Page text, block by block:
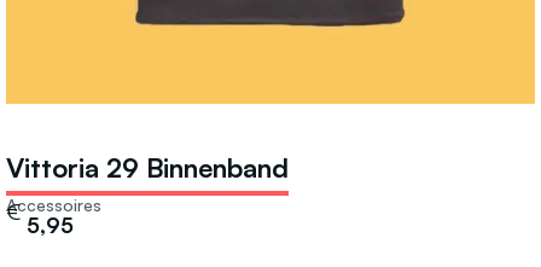
Vittoria 29 Binnenband
Accessoires
5,95
€